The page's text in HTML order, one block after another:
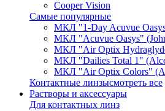
Cooper Vision
Самые популярные
МКЛ "1-Day Acuvue
МКЛ "Acuvue Oasys"
МКЛ "Air Optix
МКЛ "Dailies Total 1"
МКЛ "Air Optix Colors"
Контактные линзысмотреть все
Растворы и аксессуары
Для контактных линз